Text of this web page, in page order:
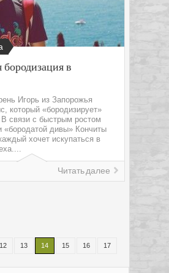
в
Игорь из Запорожья
который «бородизирует»
связи с быстрым ростом
«бородатой дивы» Кончиты
хочет искупаться в
Читать далее
12 13 14 15 16 17